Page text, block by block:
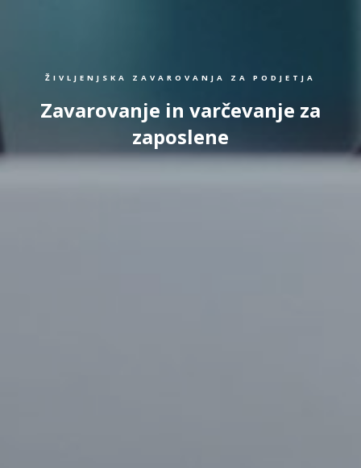
ŽIVLJENJSKA ZAVAROVANJA ZA PODJETJA
Zavarovanje in varčevanje za
zaposlene